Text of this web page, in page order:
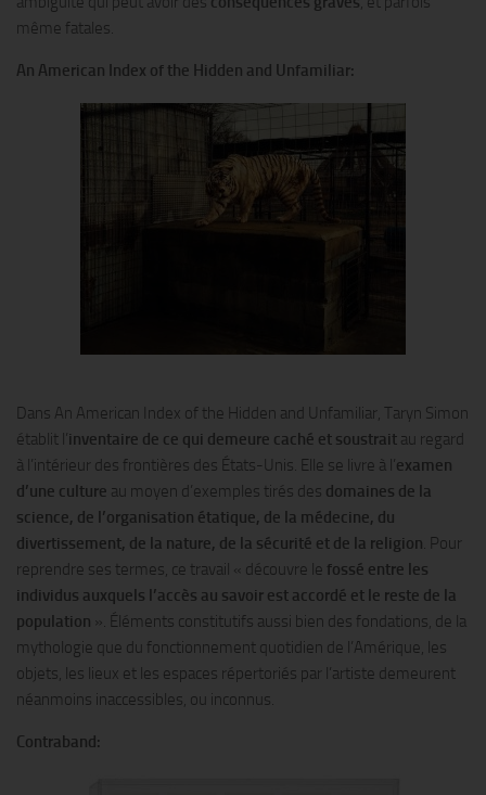
même fatales.
An American Index of the Hidden and Unfamiliar:
Dans An American Index of the Hidden and Unfamiliar, Taryn Simon
établit l’inventaire de ce qui demeure caché et soustrait au regard
à l’intérieur des frontières des États-Unis. Elle se livre à l’examen
d’une culture au moyen d’exemples tirés des domaines de la
science, de l’organisation étatique, de la médecine, du
divertissement, de la nature, de la sécurité et de la religion. Pour
reprendre ses termes, ce travail « découvre le fossé entre les
individus auxquels l’accès au savoir est accordé et le reste de la
population ». Éléments constitutifs aussi bien des fondations, de la
mythologie que du fonctionnement quotidien de l’Amérique, les
objets, les lieux et les espaces répertoriés par l’artiste demeurent
néanmoins inaccessibles, ou inconnus.
Contraband: